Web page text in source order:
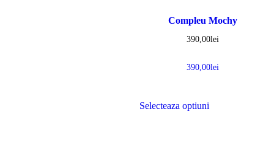
Compleu Mochy
390,00lei
390,00lei
Selecteaza optiuni